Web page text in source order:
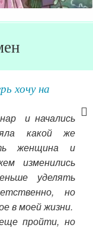
хочу на
и начались
какой же
женщина и
изменились
уделять
но
в моей жизни.
пройти, но